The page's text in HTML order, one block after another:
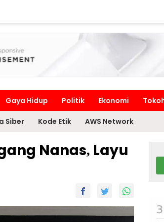
Gaya Hidup Politik Ekonomi
Siber Kode Etik AWS Network
Nanas, Layu